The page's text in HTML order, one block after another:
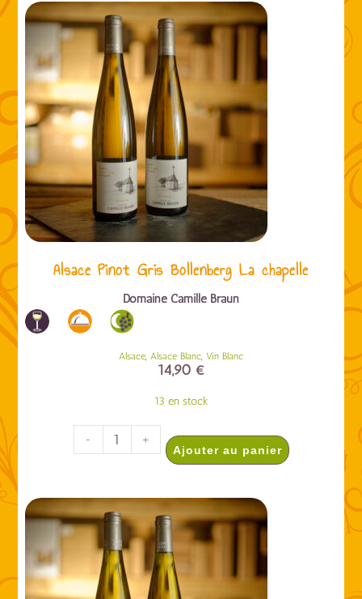
Alsace Pinot Gris Bollenberg La chapelle
Domaine Camille Braun
Alsace, Alsace Blanc, Vin Blanc
14,90 €
13 en stock
- +
Ajouter au panier